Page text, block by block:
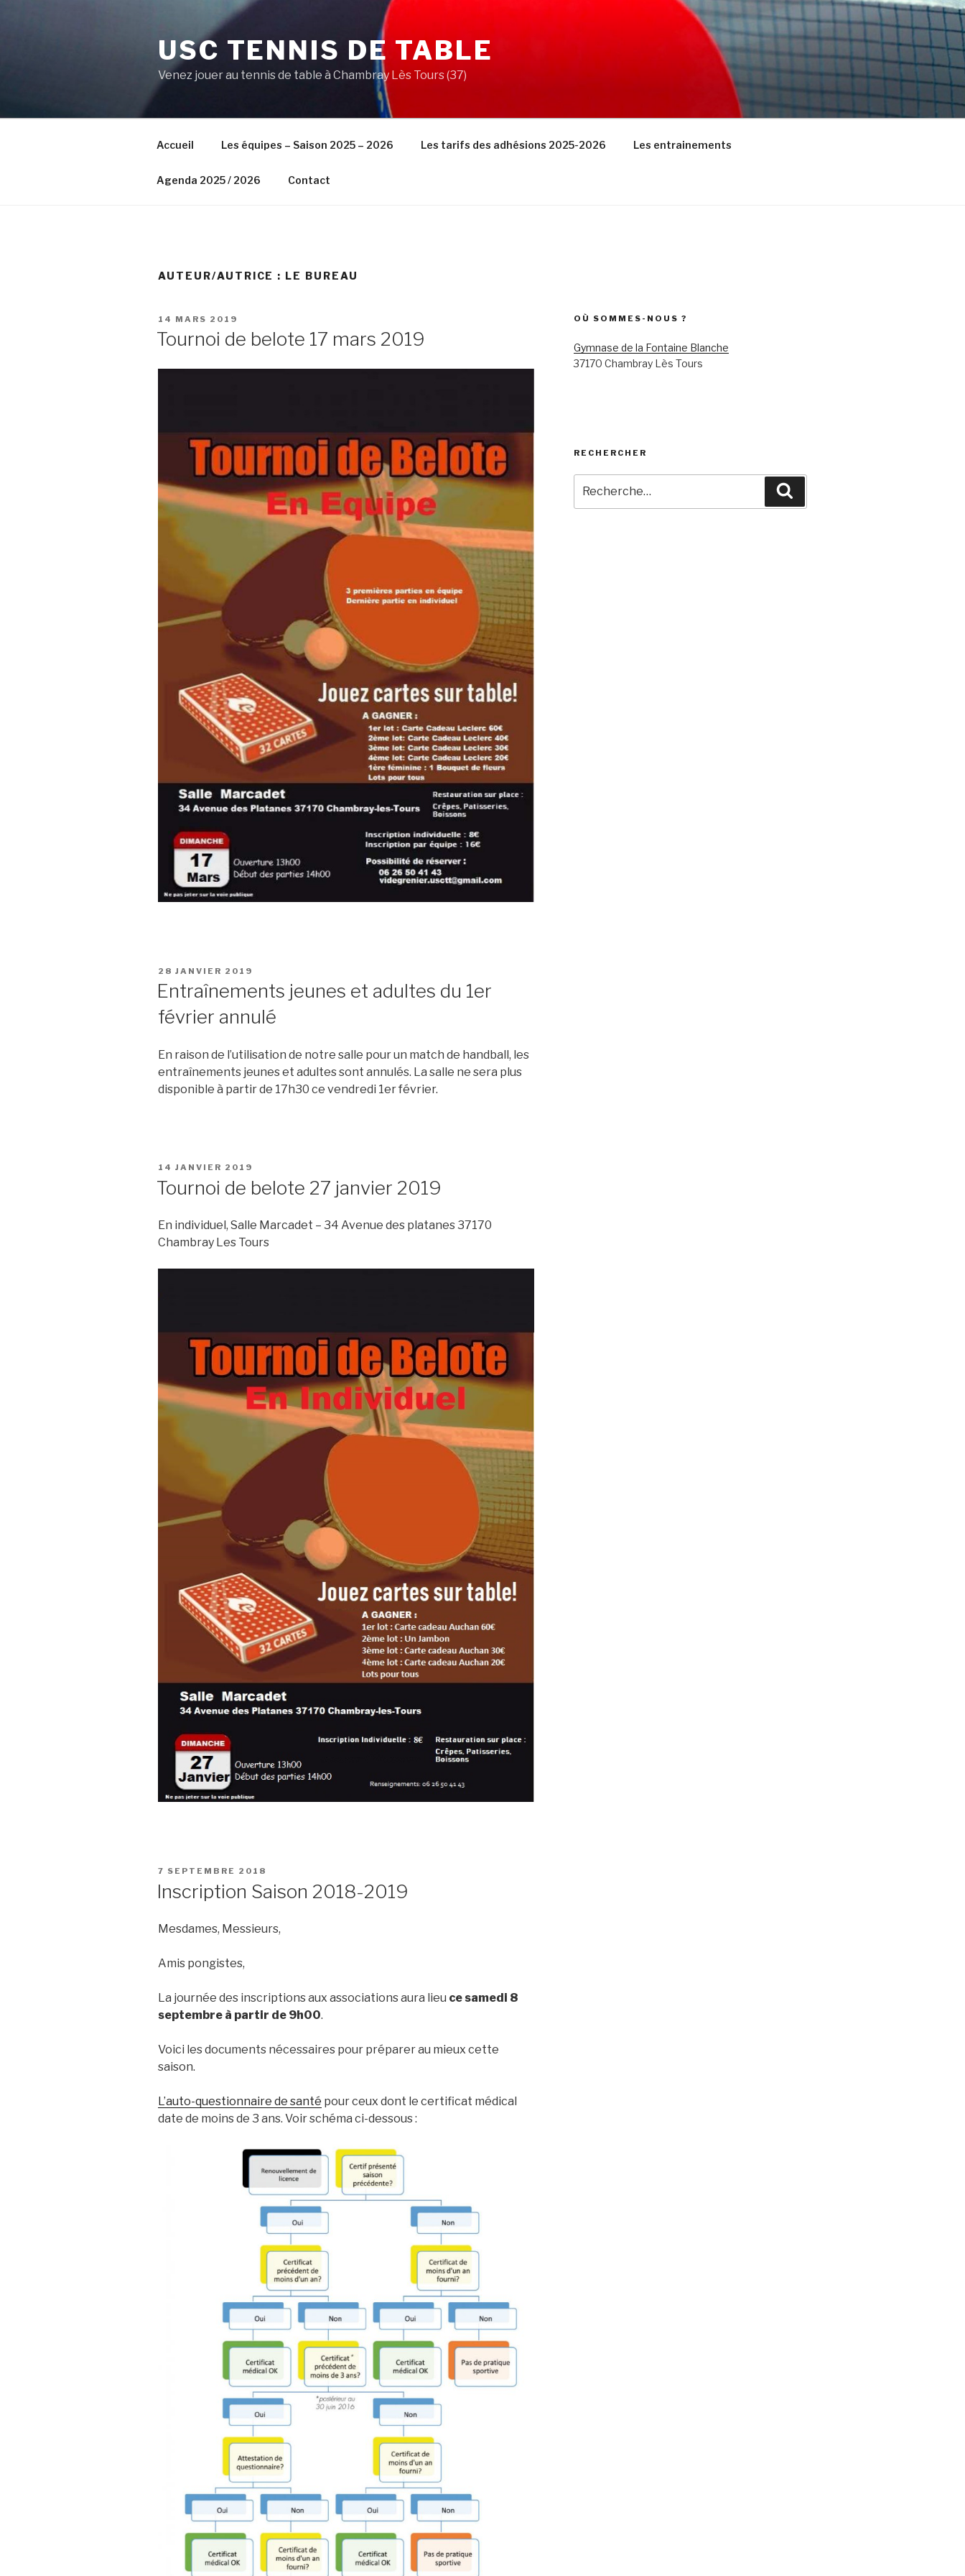
USC TENNIS DE TABLE
Venez jouer au tennis de table à Chambray Lès Tours (37)
Accueil Les équipes – Saison 2025 – 2026 Les tarifs des adhésions 2025-2026 Les entrainements
Agenda 2025 / 2026 Contact
AUTEUR/AUTRICE : LE BUREAU
PUBLIÉ
14 MARS 2019
Tournoi de belote 17 mars 2019
PUBLIÉ
28 JANVIER 2019
Entraînements jeunes et adultes du 1er
février annulé
En raison de l’utilisation de notre salle pour un match de handball, les
entraînements jeunes et adultes sont annulés. La salle ne sera plus
disponible à partir de 17h30 ce vendredi 1er février.
PUBLIÉ
14 JANVIER 2019
Tournoi de belote 27 janvier 2019
En individuel, Salle Marcadet – 34 Avenue des platanes 37170
Chambray Les Tours
PUBLIÉ
7 SEPTEMBRE 2018
Inscription Saison 2018-2019
Mesdames, Messieurs,
Amis pongistes,
La journée des inscriptions aux associations aura lieu ce samedi 8
septembre à partir de 9h00.
Voici les documents nécessaires pour préparer au mieux cette
saison.
L’auto-questionnaire de santé pour ceux dont le certificat médical
date de moins de 3 ans. Voir schéma ci-dessous :
OÙ SOMMES-NOUS ?
Gymnase de la Fontaine Blanche
37170 Chambray Lès Tours
RECHERCHER
pour
: